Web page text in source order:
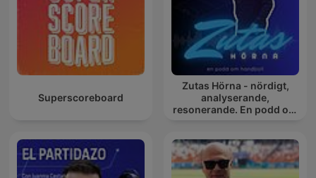
Superscoreboard
Zutas Hörna - nördigt,
analyserande,
resonerande. En podd om